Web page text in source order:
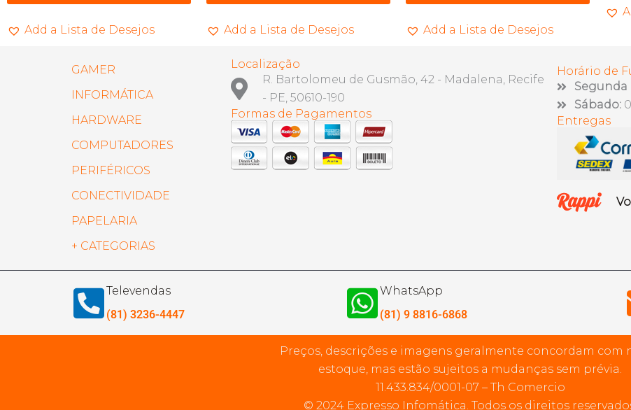
Add a Lista de Desejos Add a Lista de Desejos Add a Lista de Desejos
GAMER
INFORMÁTICA
HARDWARE
COMPUTADORES
PERIFÉRICOS
CONECTIVIDADE
PAPELARIA
+ CATEGORIAS
Localização
R. Bartolomeu de Gusmão, 42 - Madalena, Recife
- PE, 50610-190
Formas de Pagamentos
Horário de
Segunda
Sábado:
Entregas
Televendas
(81) 3236-4447
WhatsApp
(81) 9 8816-6868
Preços, descrições e imagens geralmente concordam com
estoque, mas estão sujeitos a mudanças sem prévia.
11.433.834/0001-07 – Th Comercio
© 2024 Expresso Infomática. Todos os direitos